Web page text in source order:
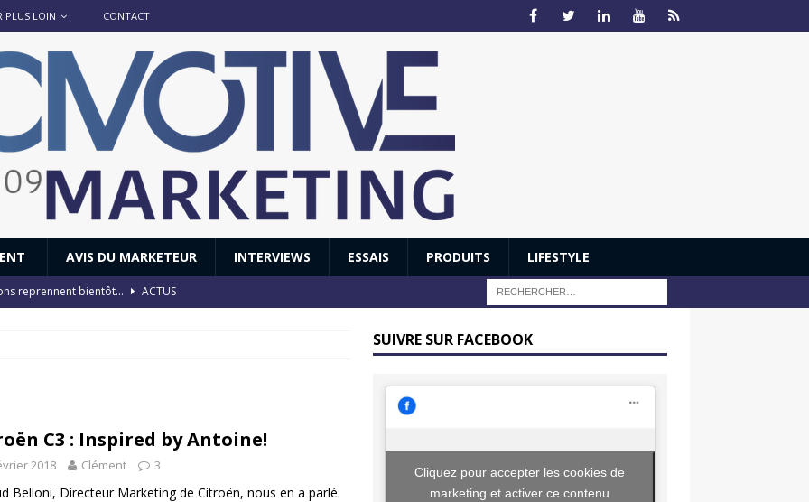
PLUS LOIN CONTACT
AVIS DU MARKETEUR INTERVIEWS ESSAIS PRODUITS LIFESTYLE
reprennent bientôt…
ACTUS
Honda dévoile un spot publicitaire… confiné! ACTUS
C3 : Inspired by Antoine!
2018 Clément 3
Belloni, Directeur Marketing de Citroën, nous en a parlé.
SUIVRE SUR FACEBOOK
Cliquez pour accepter les cookies de
marketing et activer ce contenu